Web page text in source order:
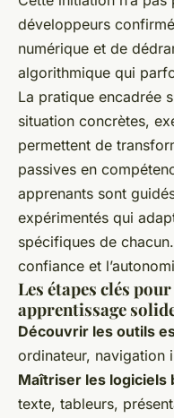
développeurs
numérique et de
algorithmique qui
La pratique encadrée
situation concrètes,
permettent de
passives en
apprenants sont
expérimentés qui
spécifiques de
confiance et
Les étapes clés
apprentissage
Découvrir les outils
ordinateur, navigation
Maîtriser les logiciels
texte, tableurs,